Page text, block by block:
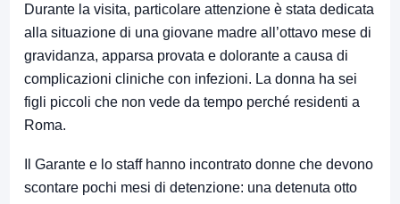
Durante la visita, particolare attenzione è stata dedicata
alla situazione di una giovane madre all’ottavo mese di
gravidanza, apparsa provata e dolorante a causa di
complicazioni cliniche con infezioni. La donna ha sei
figli piccoli che non vede da tempo perché residenti a
Roma.
Il Garante e lo staff hanno incontrato donne che devono
scontare pochi mesi di detenzione: una detenuta otto